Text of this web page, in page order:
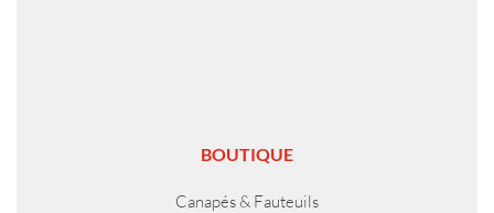
BOUTIQUE
Canapés & Fauteuils